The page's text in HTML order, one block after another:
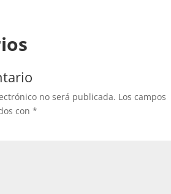
no será publicada. Los campos
con *